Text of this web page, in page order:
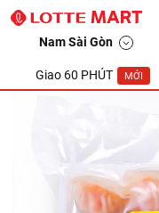
Nam Sài Gòn
Giao 60 PHÚT MỚI